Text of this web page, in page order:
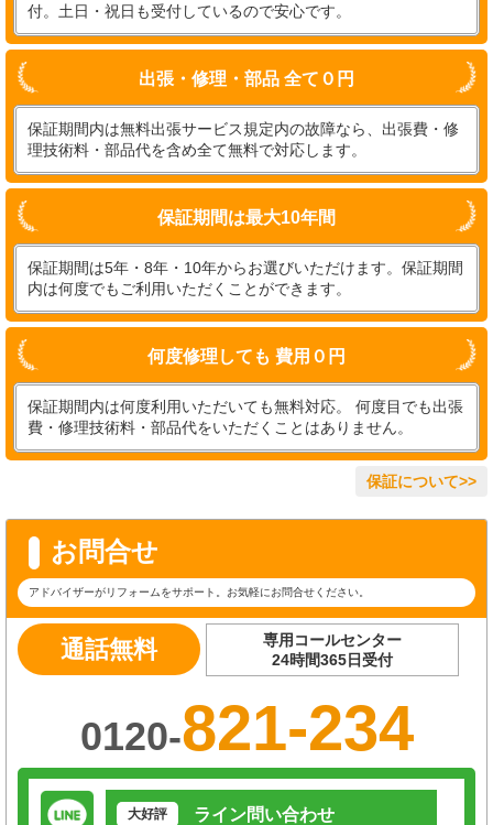
付。土日・祝日も受付しているので安心です。
出張・修理・部品 全て０円
保証期間内は無料出張サービス規定内の故障なら、出張費・修
理技術料・部品代を含め全て無料で対応します。
保証期間は最大10年間
保証期間は5年・8年・10年からお選びいただけます。保証期間
内は何度でもご利用いただくことができます。
何度修理しても 費用０円
保証期間内は何度利用いただいても無料対応。 何度目でも出張
費・修理技術料・部品代をいただくことはありません。
保証について>>
お問合せ
アドバイザーがリフォームをサポート。お気軽にお問合せください。
通話無料
専用コールセンター
24時間365日受付
0120-821-234
大好評 ライン問い合わせ